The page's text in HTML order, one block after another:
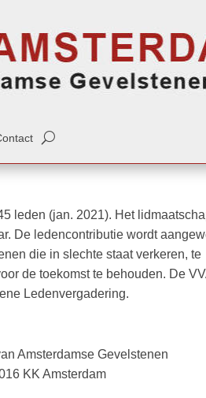
leden (jan. 2021). Het
De ledencontributie wordt
die in slechte staat verkeren, te
de toekomst te behouden. De
Ledenvergadering.
Amsterdamse Gevelstenen
KK Amsterdam